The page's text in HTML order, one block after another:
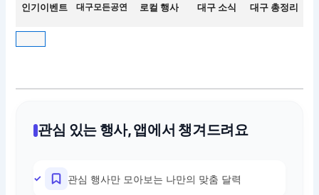
인기이벤트 대구모든공연 로컬 행사 대구 소식 대구 총정리
관심 있는 행사, 앱에서 챙겨드려요
관심 행사만 모아보는 나만의 맞춤 달력